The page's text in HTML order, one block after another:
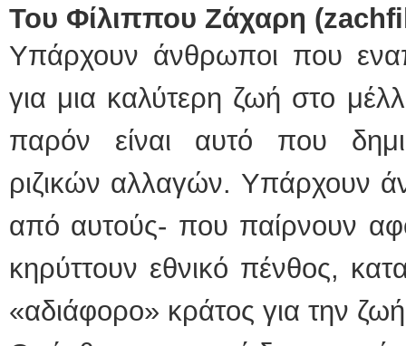
Του Φίλιππου Ζάχαρη (
Υπάρχουν άνθρωποι που
για μια καλύτερη ζωή στο
παρόν είναι αυτό που
ριζικών αλλαγών. Υπάρχουν
από αυτούς- που παίρνουν
κηρύττουν εθνικό πένθος,
«αδιάφορο» κράτος για την